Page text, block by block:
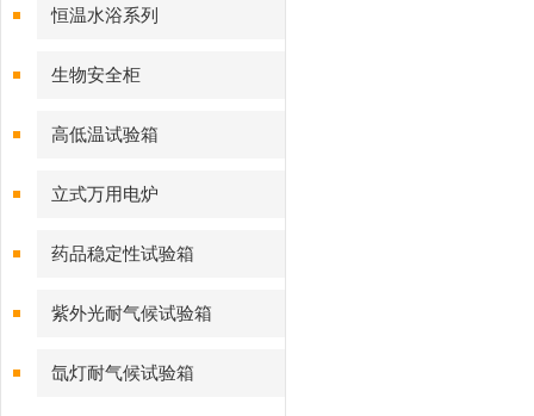
恒温水浴系列
生物安全柜
高低温试验箱
立式万用电炉
药品稳定性试验箱
紫外光耐气候试验箱
氙灯耐气候试验箱